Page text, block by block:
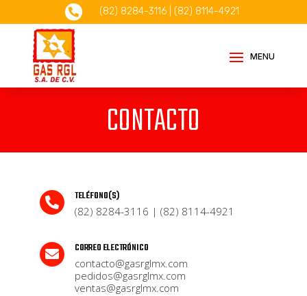
 (82) 8284-3116 (82) 8114-4921
CONTACTO
 TELÉFONO(S)
(82) 8284-3116 |(82) 8114-4921
 CORREO ELECTRÓNICO
contacto@gasrglmx.com
pedidos@gasrglmx.com
ventas@gasrglmx.com